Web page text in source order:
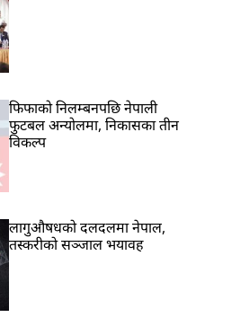
फिफाको निलम्बनपछि नेपाली
फुटबल अन्योलमा, निकासका तीन
विकल्प
लागुऔषधको दलदलमा नेपाल,
तस्करीको सञ्जाल भयावह